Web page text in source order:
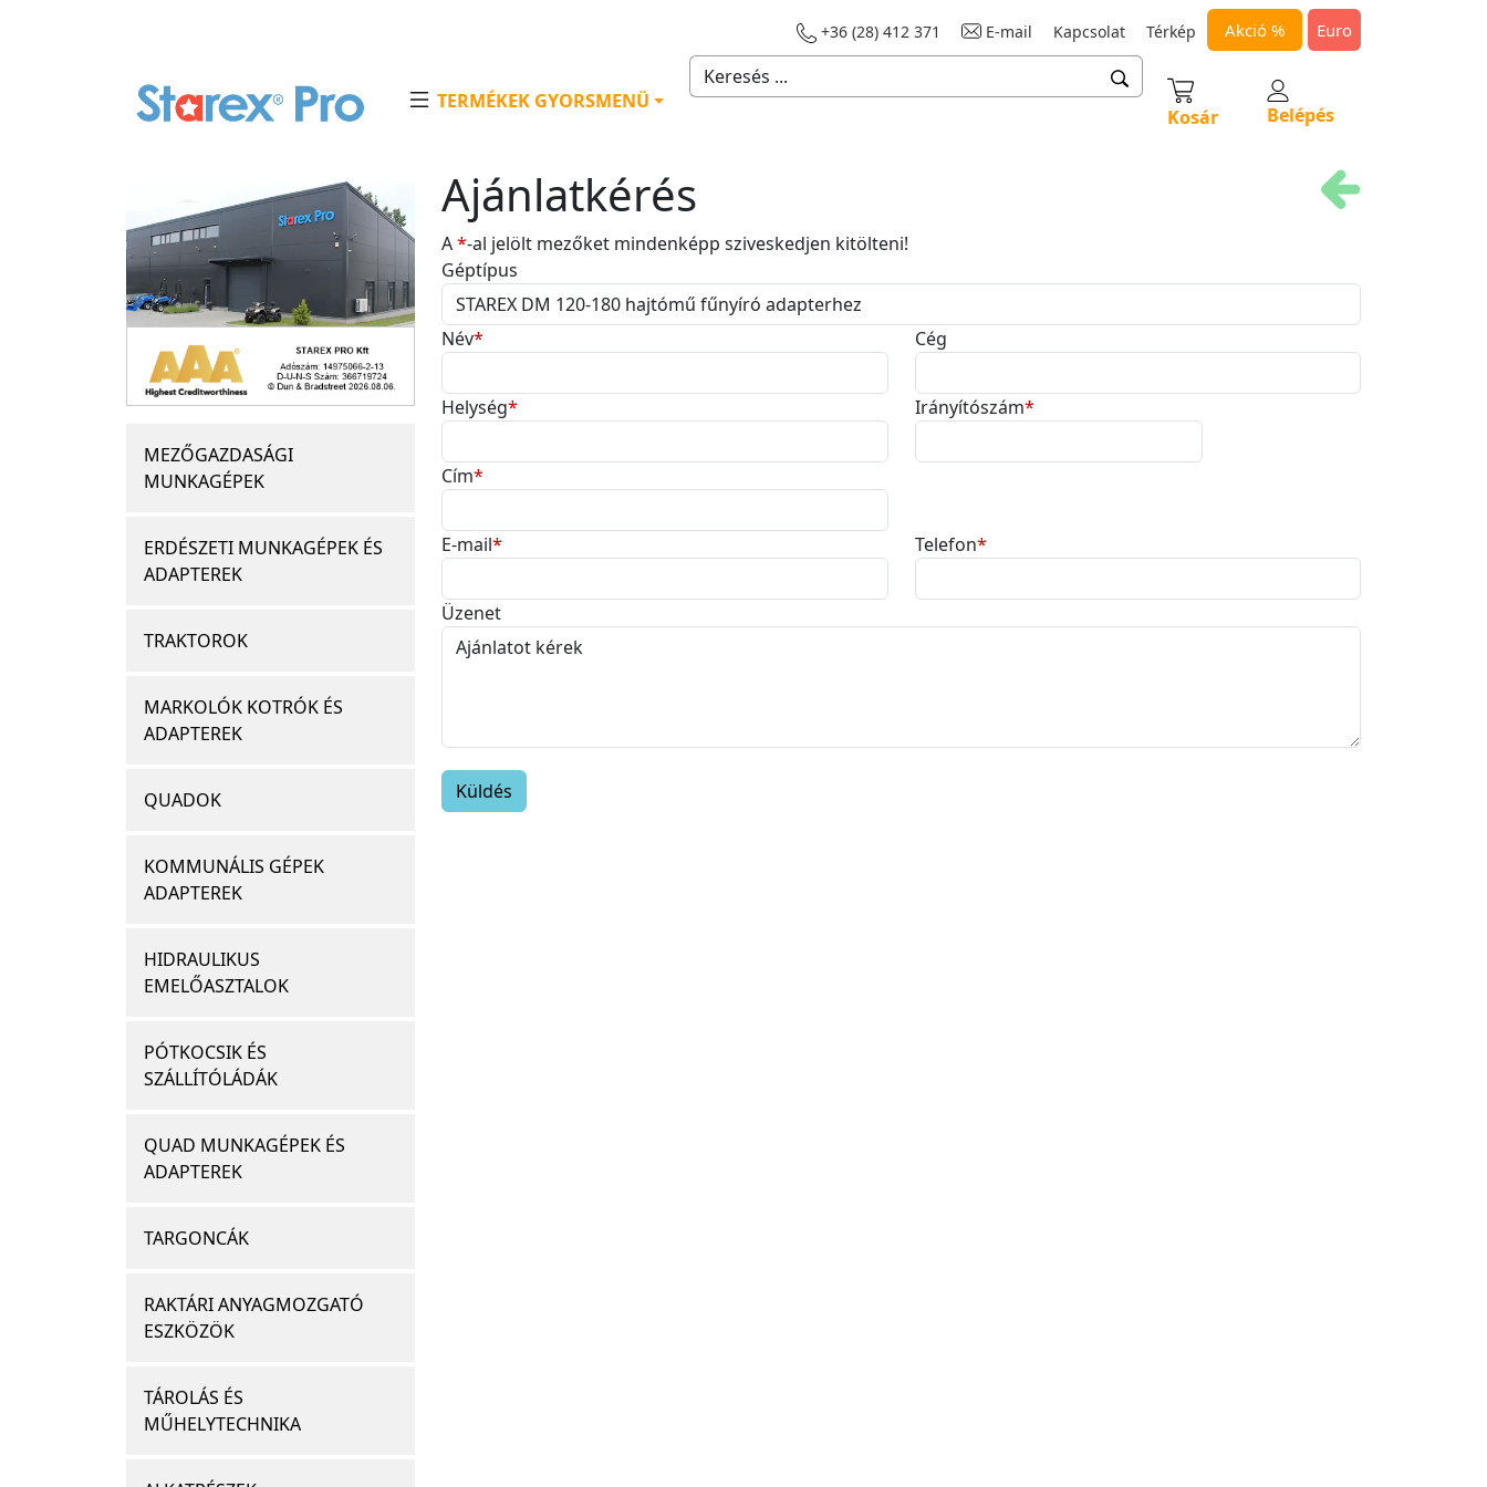
+36 (28) 412 371 E-mail Kapcsolat Térkép Akció % Euro
TERMÉKEK GYORSMENÜ
Kosár Belépés
MEZŐGAZDASÁGI
MUNKAGÉPEK
ERDÉSZETI MUNKAGÉPEK ÉS
ADAPTEREK
TRAKTOROK
MARKOLÓK KOTRÓK ÉS
ADAPTEREK
QUADOK
KOMMUNÁLIS GÉPEK
ADAPTEREK
HIDRAULIKUS
EMELŐASZTALOK
PÓTKOCSIK ÉS
SZÁLLÍTÓLÁDÁK
QUAD MUNKAGÉPEK ÉS
ADAPTEREK
TARGONCÁK
RAKTÁRI ANYAGMOZGATÓ
ESZKÖZÖK
TÁROLÁS ÉS
MŰHELYTECHNIKA
Ajánlatkérés
A*-al jelölt mezőket mindenképp sziveskedjen kitölteni!
Géptípus
Név* Cég
Helység* Irányítószám*
Cím*
E-mail* Telefon*
Üzenet